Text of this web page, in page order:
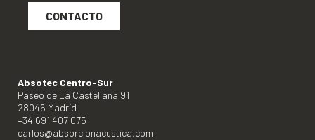
CONTACTO
Absotec Centro-Sur
Paseo de La Castellana 91
28046 Madrid
+34 691 407 075
carlos@absorcionacustica.com